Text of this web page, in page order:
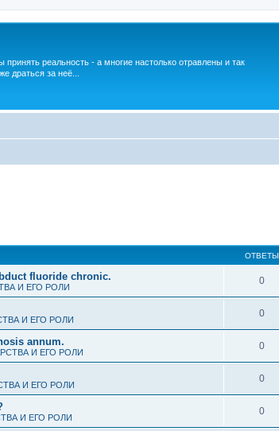
принять реальность - а многие настолько отравлены и так
драться за неё...
ОТВЕТЫ
fluoride chronic.
И ЕГО РОЛИ
0
И ЕГО РОЛИ
0
annum.
И ЕГО РОЛИ
0
И ЕГО РОЛИ
0
И ЕГО РОЛИ
0